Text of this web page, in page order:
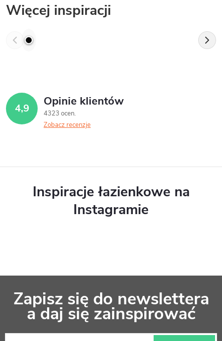
Więcej inspiracji
4,9 Opinie klientów
4323 ocen
Zobacz recenzje
Inspiracje łazienkowe na
Instagramie
Zapisz się do newslettera
a daj się zainspirować